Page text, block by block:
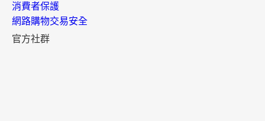
消費者保護
網路購物交易安全
官方社群